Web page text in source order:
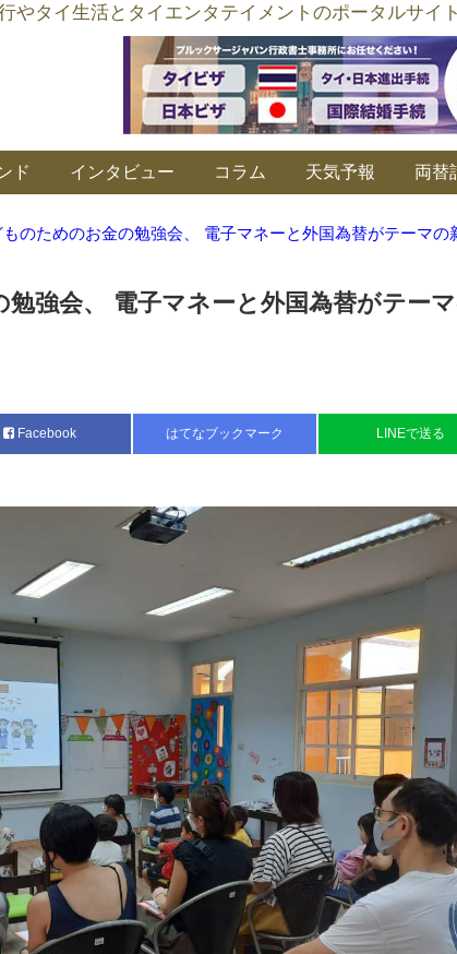
やタイ生活とタイエンタテイメントのポータルサイト
ド インタビュー コラム 天気予報 両替
のためのお⾦の勉強会、 電⼦マネーと外国為替がテーマの
強会、 電⼦マネーと外国為替がテー
Facebook はてなブックマーク LINEで送る